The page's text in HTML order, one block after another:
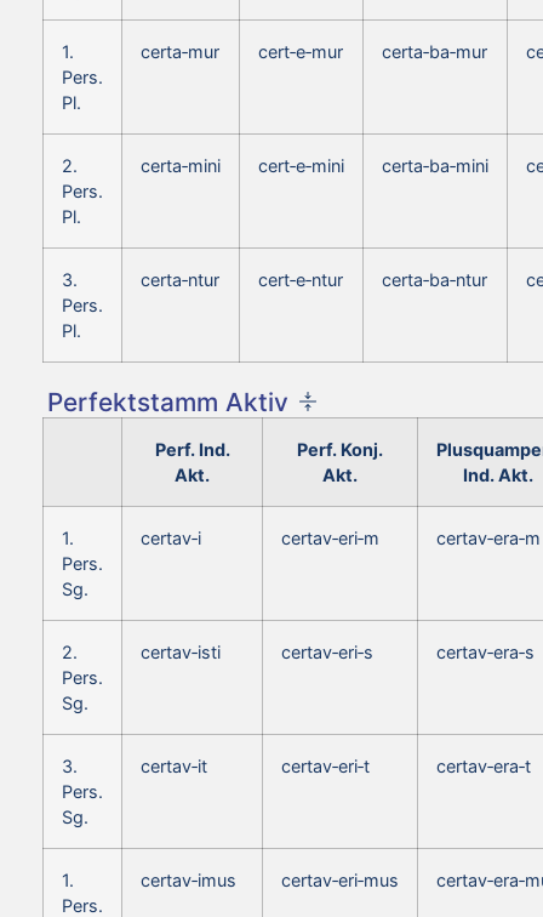
1.
Pers.
Pl.
certa‑mur cert‑e‑mur certa‑ba‑mur
2.
Pers.
Pl.
certa‑mini cert‑e‑mini certa‑ba‑mini
3.
Pers.
Pl.
certa‑ntur cert‑e‑ntur certa‑ba‑ntur
Perfektstamm Aktiv
Perf. Ind.
Akt.
Perf. Konj.
Akt.
Ind. Akt.
1.
Pers.
Sg.
certav‑i certav‑eri‑m certav‑era‑m
2.
Pers.
Sg.
certav‑isti certav‑eri‑s certav‑era‑s
3.
Pers.
Sg.
certav‑it certav‑eri‑t certav‑era‑t
1.
Pers.
certav‑imus certav‑eri‑mus